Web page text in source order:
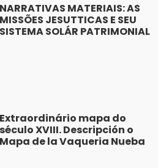
NARRATIVAS MATERIAIS: AS
MISSÕES JESUTTICAS E SEU
SISTEMA SOLÁR PATRIMONIAL
mapa do
século XVIII. Descripción o
Mapa de la Vaqueria Nueba